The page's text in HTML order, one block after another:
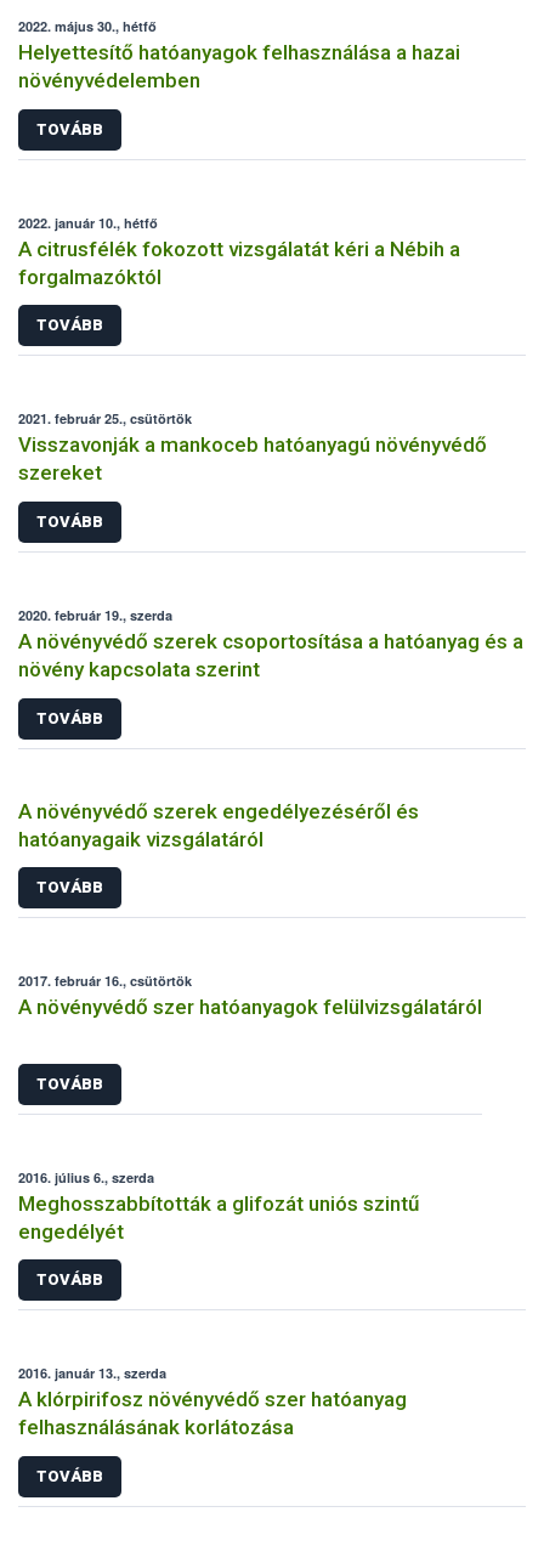
2022. május 30., hétfő
Helyettesítő hatóanyagok felhasználása a hazai
növényvédelemben
TOVÁBB
2022. január 10., hétfő
A citrusfélék fokozott vizsgálatát kéri a Nébih a
forgalmazóktól
TOVÁBB
2021. február 25., csütörtök
Visszavonják a mankoceb hatóanyagú növényvédő
szereket
TOVÁBB
2020. február 19., szerda
A növényvédő szerek csoportosítása a hatóanyag és a
növény kapcsolata szerint
TOVÁBB
A növényvédő szerek engedélyezéséről és
hatóanyagaik vizsgálatáról
TOVÁBB
2017. február 16., csütörtök
A növényvédő szer hatóanyagok felülvizsgálatáról
TOVÁBB
2016. július 6., szerda
Meghosszabbították a glifozát uniós szintű
engedélyét
TOVÁBB
2016. január 13., szerda
A klórpirifosz növényvédő szer hatóanyag
felhasználásának korlátozása
TOVÁBB